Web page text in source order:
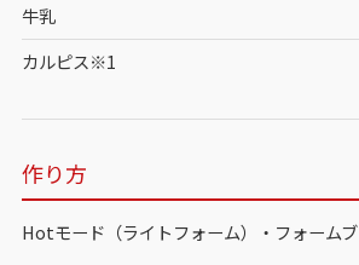
牛乳
カルピス※1
作り方
Hotモード（ライトフォーム）・フォーム